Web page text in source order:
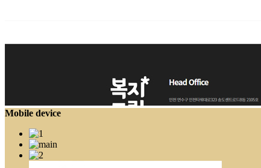
Mobile device